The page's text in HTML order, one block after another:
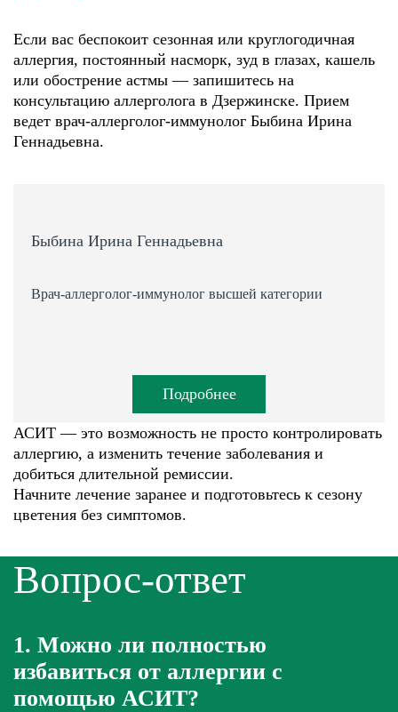
Если вас беспокоит сезонная или круглогодичная
аллергия, постоянный насморк, зуд в глазах, кашель
или обострение астмы — запишитесь на
консультацию аллерголога в Дзержинске. Прием
ведет врач-аллерголог-иммунолог Быбина Ирина
Геннадьевна.
Быбина Ирина Геннадьевна
Врач-аллерголог-иммунолог высшей категории
Подробнее
АСИТ — это возможность не просто контролировать
аллергию, а изменить течение заболевания и
добиться длительной ремиссии.
Начните лечение заранее и подготовьтесь к сезону
цветения без симптомов.
Вопрос-ответ
1. Можно ли полностью
избавиться от аллергии с
помощью АСИТ?